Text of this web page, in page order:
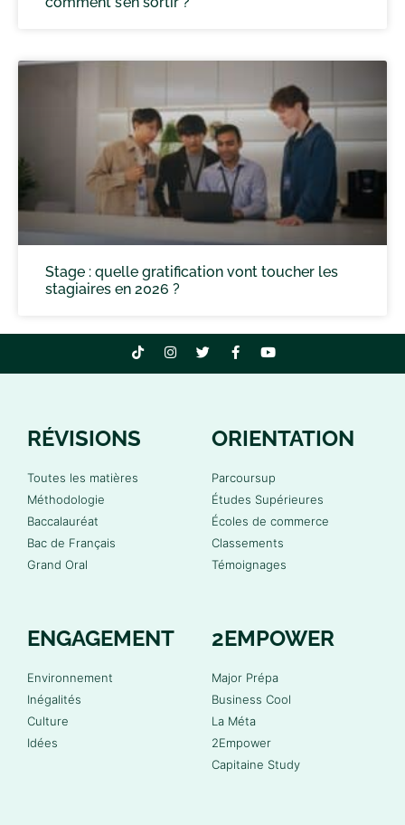
Stage : quelle gratification vont toucher les
stagiaires en 2026 ?
RÉVISIONS
Toutes les matières
Méthodologie
Baccalauréat
Bac de Français
Grand Oral
ORIENTATION
Parcoursup
Études Supérieures
Écoles de commerce
Classements
Témoignages
ENGAGEMENT
Environnement
Inégalités
Culture
Idées
2EMPOWER
Major Prépa
Business Cool
La Méta
2Empower
Capitaine Study